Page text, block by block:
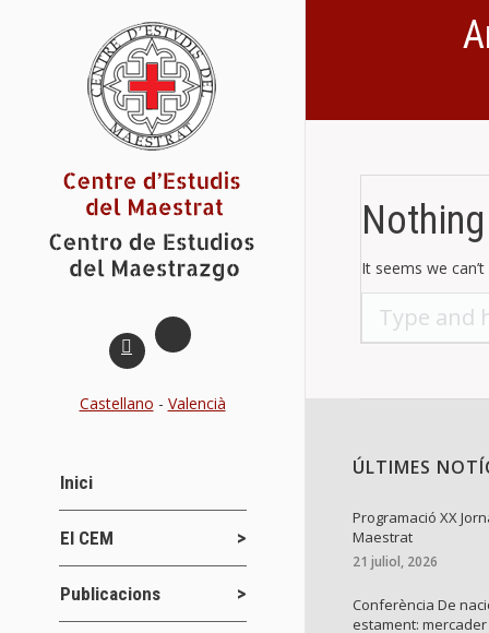
Castellano - Valencià
Inici
El CEM
Publicacions
It seems we
Search:
ÚLTIMES
Programació XX
Maestrat
21 juliol, 2026
Conferència De
estament: mercader